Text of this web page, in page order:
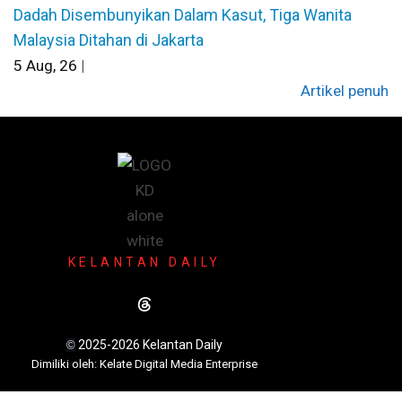
Dadah Disembunyikan Dalam Kasut, Tiga Wanita
Malaysia Ditahan di Jakarta
5 Aug, 26 |
Artikel penuh
KELANTAN DAILY
© 2025-2026 Kelantan Daily
Dimiliki oleh: Kelate Digital Media Enterprise